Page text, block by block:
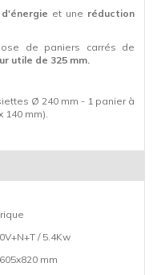
et une réduction
de paniers carrés de
utile de 325 mm.
Ø 240 mm - 1 panier à
mm).
/ 5.4Kw
mm